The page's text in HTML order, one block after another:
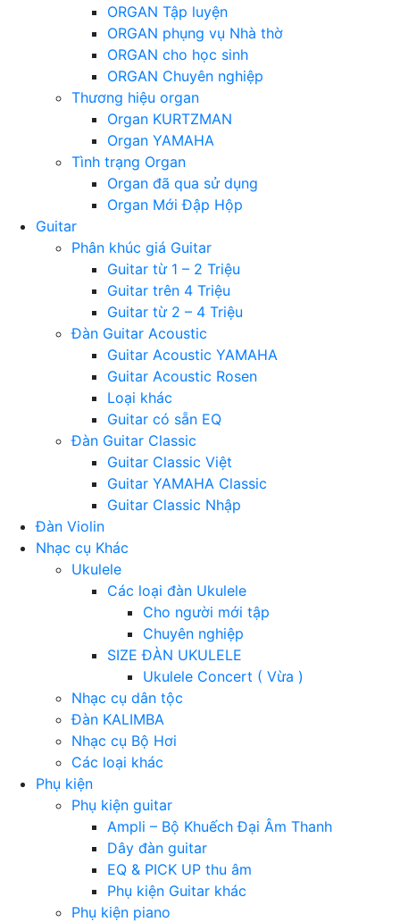
ORGAN Tập luyện
ORGAN phụng vụ Nhà thờ
ORGAN cho học sinh
ORGAN Chuyên nghiệp
Thương hiệu organ
Organ KURTZMAN
Organ YAMAHA
Tình trạng Organ
Organ đã qua sử dụng
Organ Mới Đập Hộp
Guitar
Phân khúc giá Guitar
Guitar từ 1 – 2 Triệu
Guitar trên 4 Triệu
Guitar từ 2 – 4 Triệu
Đàn Guitar Acoustic
Guitar Acoustic YAMAHA
Guitar Acoustic Rosen
Loại khác
Guitar có sẵn EQ
Đàn Guitar Classic
Guitar Classic Việt
Guitar YAMAHA Classic
Guitar Classic Nhập
Đàn Violin
Nhạc cụ Khác
Ukulele
Các loại đàn Ukulele
Cho người mới tập
Chuyên nghiệp
SIZE ĐÀN UKULELE
Ukulele Concert ( Vừa )
Nhạc cụ dân tộc
Đàn KALIMBA
Nhạc cụ Bộ Hơi
Các loại khác
Phụ kiện
Phụ kiện guitar
Ampli – Bộ Khuếch Đại Âm Thanh
Dây đàn guitar
EQ & PICK UP thu âm
Phụ kiện Guitar khác
Phụ kiện piano